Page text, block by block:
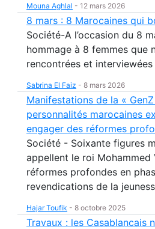
Mouna Aghlal - 12 mars 2026
8 mars : 8 Marocaines qui
Société-A l’occasion du 8
hommage à 8 femmes que
rencontrées et
Sabrina El Faiz - 8 mars 2026
Manifestations de la «
personnalités marocaines
engager des réformes
Société - Soixante figures
appellent le roi Mohammed
réformes profondes en
revendications de la
Hajar Toufik - 8 octobre 2025
Travaux : les Casablancais